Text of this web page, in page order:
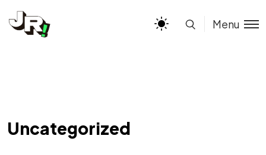
Menu
Uncategorized